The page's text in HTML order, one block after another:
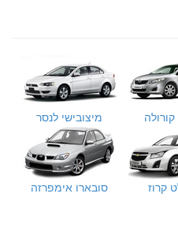
מיצובישי לנסר
קרוז סובארו אימפרזה